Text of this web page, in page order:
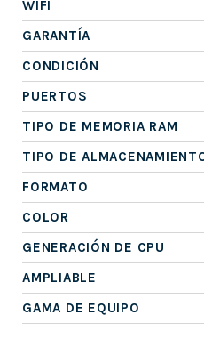
WIFI
GARANTÍA
CONDICIÓN
PUERTOS
TIPO DE MEMORIA RAM
TIPO DE
FORMATO
COLOR
GENERACIÓN DE CPU
AMPLIABLE
GAMA DE EQUIPO